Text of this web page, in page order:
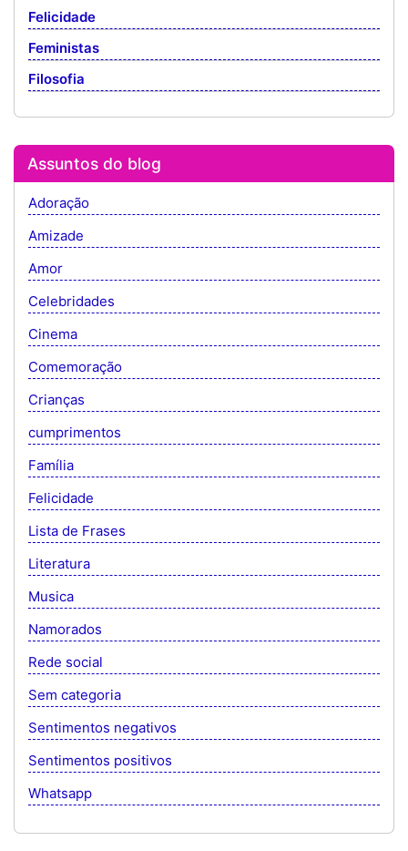
Felicidade
Feministas
Filosofia
Assuntos do blog
Adoração
Amizade
Amor
Celebridades
Cinema
Comemoração
Crianças
cumprimentos
Família
Felicidade
Lista de Frases
Literatura
Musica
Namorados
Rede social
Sem categoria
Sentimentos negativos
Sentimentos positivos
Whatsapp